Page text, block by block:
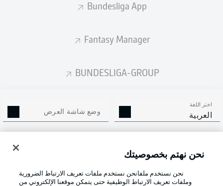
Bundesliga App
Fantasy Manager
BUNDESLIGA-GROUP
اختر اللغة
العربية وضع شاشة العرض
تسجيل الدخولنحن نهتم بخصوصيتك
نحن نستخدم ملفانحن نستخدم ملفات تعريف الارتباط الضرورية
وملفات تعريف الارتباط الوظيفية حتى يتمكن موقعنا الإلكتروني من